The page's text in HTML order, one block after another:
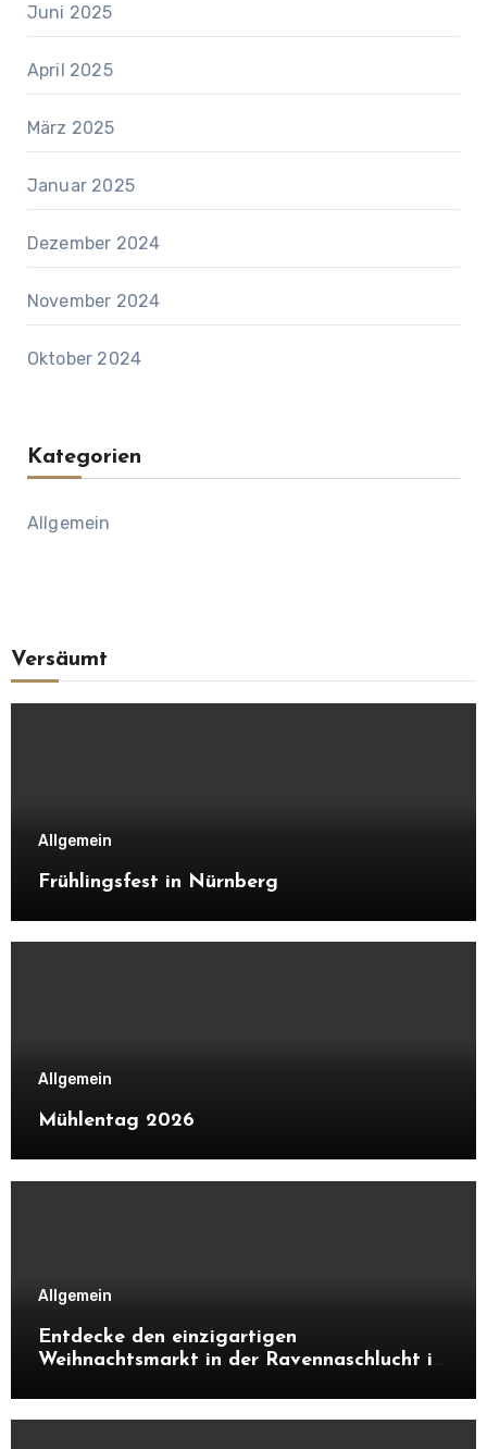
Juni 2025
April 2025
März 2025
Januar 2025
Dezember 2024
November 2024
Oktober 2024
Kategorien
Allgemein
Versäumt
Allgemein
Frühlingsfest in Nürnberg
Allgemein
Mühlentag 2026
Allgemein
Entdecke den einzigartigen
Weihnachtsmarkt in der Ravennaschlucht im
Highlights, Besonderheiten und warum sich